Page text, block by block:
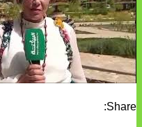
Share: